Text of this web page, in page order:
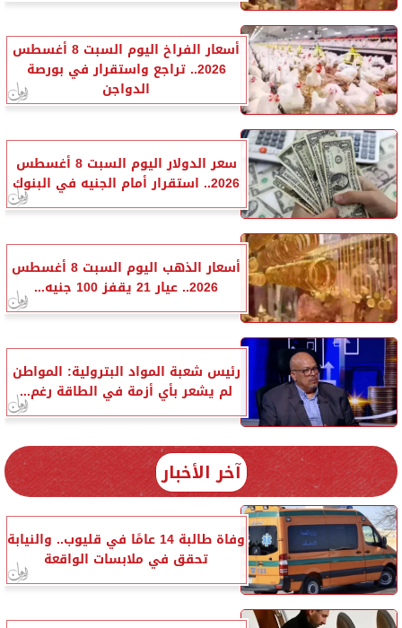
أسعار الفراخ اليوم السبت 8 أغسطس
2026.. تراجع واستقرار في بورصة
الدواجن
سعر الدولار اليوم السبت 8 أغسطس
2026.. استقرار أمام الجنيه في البنوك
أسعار الذهب اليوم السبت 8 أغسطس
2026.. عيار 21 يقفز 100 جنيه...
رئيس شعبة المواد البترولية: المواطن
لم يشعر بأي أزمة في الطاقة رغم...
آخر الأخبار
وفاة طالبة 14 عامًا في قليوب.. والنيابة
تحقق في ملابسات الواقعة